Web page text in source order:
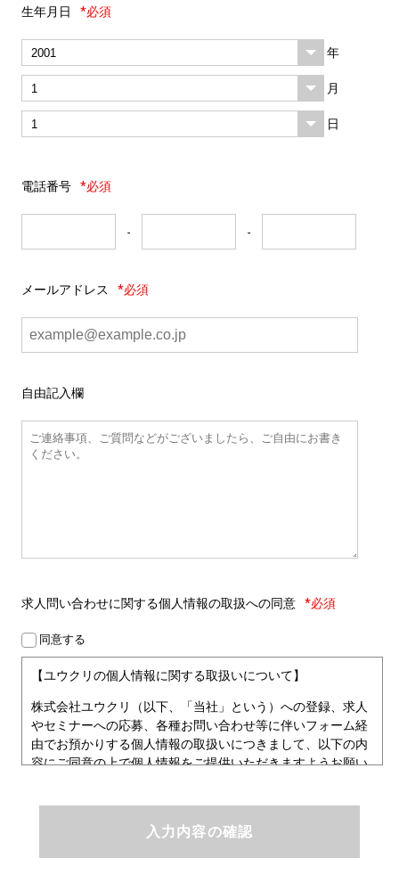
生年月日 *必須
年
月
日
電話番号 *必須
- -
メールアドレス *必須
自由記入欄
求人問い合わせに関する個人情報の取扱への同意 *必須
同意する
【ユウクリの個人情報に関する取扱いについて】
株式会社ユウクリ（以下、「当社」という）への登録、求人
やセミナーへの応募、各種お問い合わせ等に伴いフォーム経
由でお預かりする個人情報の取扱いにつきまして、以下の内
容にご同意の上で個人情報をご提供いただきますようお願い
ユウクリにおける個人情報保護方針